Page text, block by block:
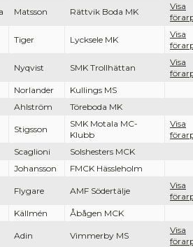
Matsson Rättvik Boda MK
Visa
Tiger Lycksele MK
Visa
Nyqvist SMK Trollhättan
Visa
Norlander
Kullings MS
Ahlström Töreboda MK
Stigsson
SMK Motala MC-
Klubb
Visa
Scaglioni
Solshesters MCK
Johansson FMCK Hässleholm
Flygare AMF Södertälje
Visa
Källmén Åbågen MCK
Adin Vimmerby MS
Visa